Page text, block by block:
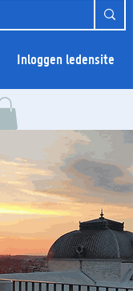
Inloggen ledensite